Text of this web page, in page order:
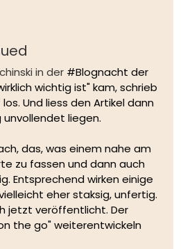
in der #Blognacht der
wichtig ist" kam, schrieb
Und liess den Artikel dann
unvollendet liegen.
das, was einem nahe am
zu fassen und dann auch
Entsprechend wirken einige
eher staksig, unfertig.
jetzt veröffentlicht. Der
the go" weiterentwickeln